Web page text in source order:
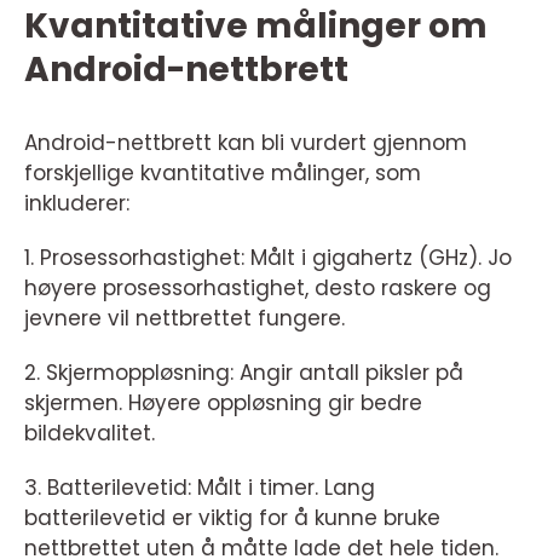
Kvantitative målinger om
Android-nettbrett
Android-nettbrett kan bli vurdert gjennom
forskjellige kvantitative målinger, som
inkluderer:
1. Prosessorhastighet: Målt i gigahertz (GHz). Jo
høyere prosessorhastighet, desto raskere og
jevnere vil nettbrettet fungere.
2. Skjermoppløsning: Angir antall piksler på
skjermen. Høyere oppløsning gir bedre
bildekvalitet.
3. Batterilevetid: Målt i timer. Lang
batterilevetid er viktig for å kunne bruke
nettbrettet uten å måtte lade det hele tiden.